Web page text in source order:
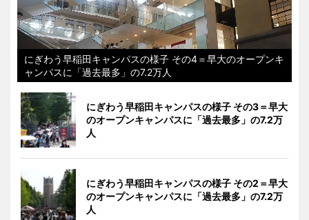
にぎわう早稲田キャンパスの様子 その4＝早大のオープンキ
ャンパスに「過去最多」の7.2万人
にぎわう早稲田キャンパスの様子 その3＝早大
のオープンキャンパスに「過去最多」の7.2万
人
にぎわう早稲田キャンパスの様子 その2＝早大
のオープンキャンパスに「過去最多」の7.2万
人